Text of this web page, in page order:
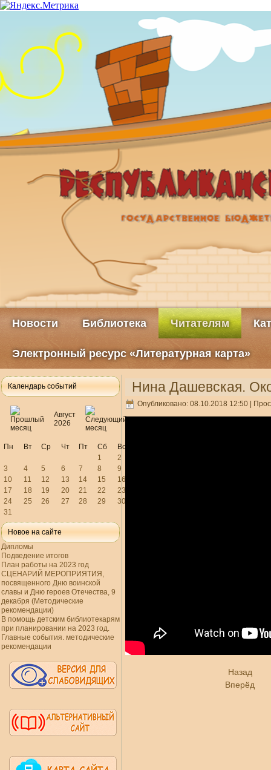
Новости Библиотека Читателям
Электронный ресурс «Литературная карта»
Календарь событий
Август
2026
Пн Вт Ср Чт Пт Сб
Вс
1
2
3
4 5 6 7 8
9
10
11 12 13 14 15
16
17
18 19 20 21 22
23
24
25 26 27 28 29
30
31
Новое на сайте
Дипломы
Подведение итогов
План работы на 2023 год
СЦЕНАРИЙ МЕРОПРИЯТИЯ,
посвященного Дню воинской
славы и Дню героев Отечества, 9
декабря (Методические
рекомендации)
В помощь детским библиотекарям
при планировании на 2023 год.
Главные события. методические
рекомендации
Нина Дашевская.
Опубликовано: 08.10.2018 12:50 |
Назад
Вперёд